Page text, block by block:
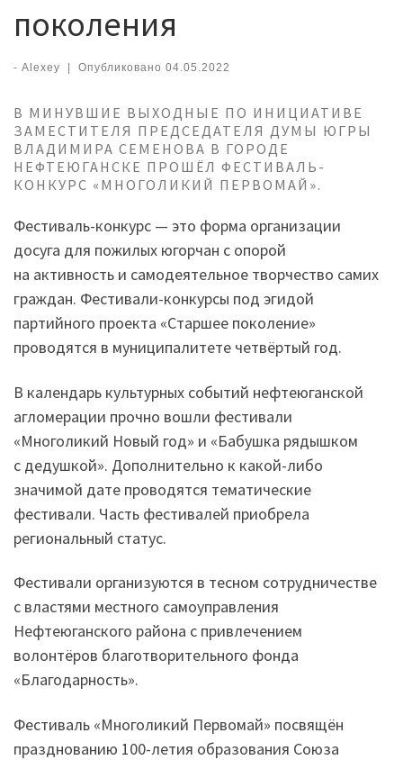
поколения
- Alexey | Опубликовано 04.05.2022
В МИНУВШИЕ ВЫХОДНЫЕ ПО ИНИЦИАТИВЕ
ЗАМЕСТИТЕЛЯ ПРЕДСЕДАТЕЛЯ ДУМЫ ЮГРЫ
ВЛАДИМИРА СЕМЕНОВА В ГОРОДЕ
НЕФТЕЮГАНСКЕ ПРОШЁЛ ФЕСТИВАЛЬ-
КОНКУРС «МНОГОЛИКИЙ ПЕРВОМАЙ».
Фестиваль-конкурс — это форма организации
досуга для пожилых югорчан с опорой
на активность и самодеятельное творчество самих
граждан. Фестивали-конкурсы под эгидой
партийного проекта «Старшее поколение»
проводятся в муниципалитете четвёртый год.
В календарь культурных событий нефтеюганской
агломерации прочно вошли фестивали
«Многоликий Новый год» и «Бабушка рядышком
с дедушкой». Дополнительно к какой-либо
значимой дате проводятся тематические
фестивали. Часть фестивалей приобрела
региональный статус.
Фестивали организуются в тесном сотрудничестве
с властями местного самоуправления
Нефтеюганского района с привлечением
волонтёров благотворительного фонда
«Благодарность».
Фестиваль «Многоликий Первомай» посвящён
празднованию 100-летия образования Союза